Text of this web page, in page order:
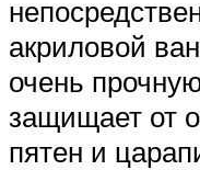
акриловой
очень
защищает от
пятен и